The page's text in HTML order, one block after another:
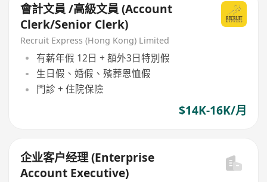
會計文員 /高級文員 (Account
Clerk/Senior Clerk)
Recruit Express (Hong Kong) Limited
有薪年假 12日 + 額外3日特別假
生日假、婚假、殯葬恩恤假
門診 + 住院保險
$14K-16K/月
企业客户经理 (Enterprise
Account Executive)